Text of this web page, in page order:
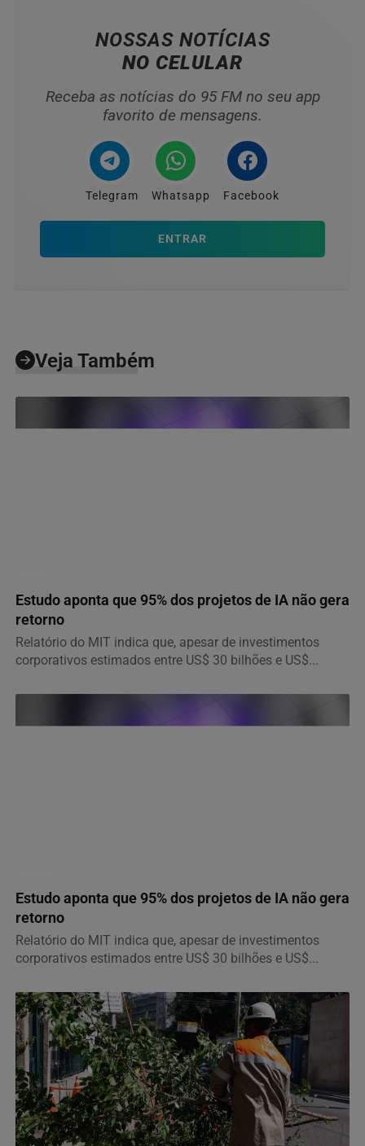
NOSSAS NOTÍCIAS
NO CELULAR
Receba as notícias do 95 FM no seu app
favorito de mensagens.
Telegram Whatsapp Facebook
ENTRAR
Veja Também
Estudo aponta que 95% dos projetos de IA não gera
retorno
Relatório do MIT indica que, apesar de investimentos
corporativos estimados entre US$ 30 bilhões e US$...
Estudo aponta que 95% dos projetos de IA não gera
retorno
Relatório do MIT indica que, apesar de investimentos
corporativos estimados entre US$ 30 bilhões e US$...